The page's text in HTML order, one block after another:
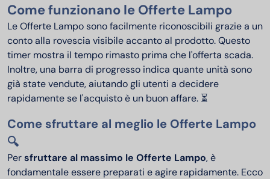
Come funzionano le Offerte Lampo
Le Offerte Lampo sono facilmente riconoscibili grazie a un
conto alla rovescia visibile accanto al prodotto. Questo
timer mostra il tempo rimasto prima che l'offerta scada.
Inoltre, una barra di progresso indica quante unità sono
già state vendute, aiutando gli utenti a decidere
rapidamente se l'acquisto è un buon affare. ⏳
Come sfruttare al meglio le Offerte Lampo
🔍
Persfruttare al massimo le Offerte Lampo, è
fondamentale essere preparati e agire rapidamente. Ecco